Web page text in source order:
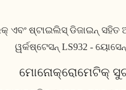
ମୋନୋକ୍ରୋମେଟିକ୍